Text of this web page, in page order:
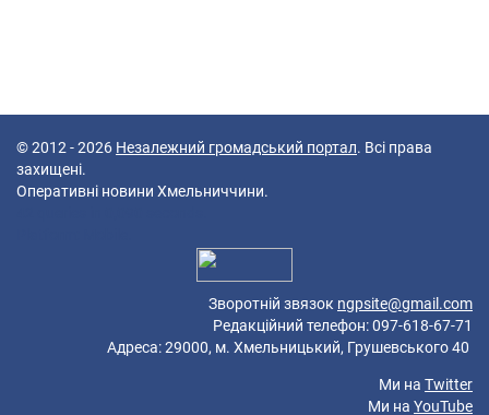
© 2012 - 2026 Незалежний громадський портал. Всі права
захищені.
Оперативні новини Хмельниччини.
Зворотній звязок ngpsite@gmail.com
Редакційний телефон: 097-618-67-71
Адреса: 29000, м. Хмельницький, Грушевського 40
Ми на Twitter
Ми на YouTube